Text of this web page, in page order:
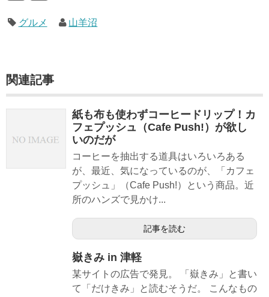
グルメ 山羊沼
関連記事
紙も布も使わずコーヒードリップ！カ
フェプッシュ（Cafe Push!）が欲し
いのだが
コーヒーを抽出する道具はいろいろある
が、最近、気になっているのが、「カフェ
プッシュ」（Cafe Push!）という商品。近
所のハンズで見かけ...
記事を読む
嶽きみ in 津軽
某サイトの広告で発見。 「嶽きみ」と書い
て「だけきみ」と読むそうだ。 こんなもの